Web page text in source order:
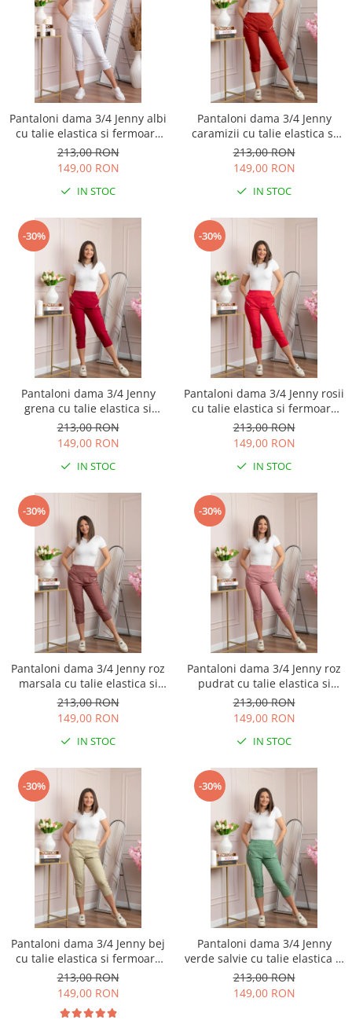
Pantaloni dama 3/4 Jenny albi
cu talie elastica si fermoare
decorative
213,00 RON
149,00 RON
IN STOC
Pantaloni dama 3/4 Jenny
caramizii cu talie elastica si
fermoare decorative
213,00 RON
149,00 RON
IN STOC
-30%
Pantaloni dama 3/4 Jenny
grena cu talie elastica si
fermoare decorative
213,00 RON
149,00 RON
IN STOC
-30%
Pantaloni dama 3/4 Jenny rosii
cu talie elastica si fermoare
decorative
213,00 RON
149,00 RON
IN STOC
-30%
Pantaloni dama 3/4 Jenny roz
marsala cu talie elastica si
fermoare decorative
213,00 RON
149,00 RON
IN STOC
-30%
Pantaloni dama 3/4 Jenny roz
pudrat cu talie elastica si
fermoare decorative
213,00 RON
149,00 RON
IN STOC
-30%
Pantaloni dama 3/4 Jenny bej
cu talie elastica si fermoare
decorative
213,00 RON
149,00 RON
-30%
Pantaloni dama 3/4 Jenny
verde salvie cu talie elastica si
fermoare decorative
213,00 RON
149,00 RON